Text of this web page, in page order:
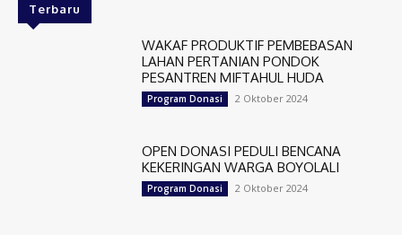
Terbaru
WAKAF PRODUKTIF PEMBEBASAN
LAHAN PERTANIAN PONDOK
PESANTREN MIFTAHUL HUDA
Program Donasi 2 Oktober 2024
OPEN DONASI PEDULI BENCANA
KEKERINGAN WARGA BOYOLALI
Program Donasi 2 Oktober 2024